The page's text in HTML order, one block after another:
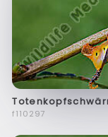
f110297